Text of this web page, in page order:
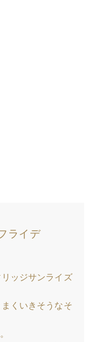
ライデ
ッジサンライズ
くいきそうなそ